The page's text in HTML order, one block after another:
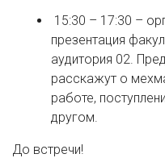
15:30 – 17:30 –
презентация
аудитория 02.
расскажут о
работе,
другом.
До встречи!